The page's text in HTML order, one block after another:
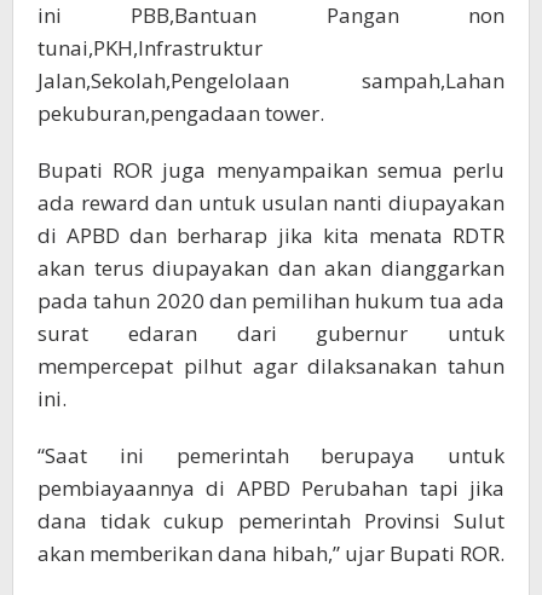
ini PBB,Bantuan Pangan non
tunai,PKH,Infrastruktur
Jalan,Sekolah,Pengelolaan sampah,Lahan
pekuburan,pengadaan tower.
Bupati ROR juga menyampaikan semua perlu
ada reward dan untuk usulan nanti diupayakan
di APBD dan berharap jika kita menata RDTR
akan terus diupayakan dan akan dianggarkan
pada tahun 2020 dan pemilihan hukum tua ada
surat edaran dari gubernur untuk
mempercepat pilhut agar dilaksanakan tahun
ini.
“Saat ini pemerintah berupaya untuk
pembiayaannya di APBD Perubahan tapi jika
dana tidak cukup pemerintah Provinsi Sulut
akan memberikan dana hibah,” ujar Bupati ROR.